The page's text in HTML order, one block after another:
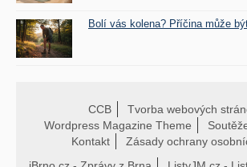
Bolí vás kolena? Příčina může
CCB
Tvorba webových
Wordpress Magazine Theme
Kontakt
Zásady ochrany